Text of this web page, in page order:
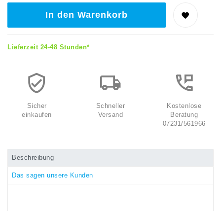
In den Warenkorb
Lieferzeit 24-48 Stunden*
Sicher
einkaufen
Schneller
Versand
Kostenlose
Beratung
07231/561966
Beschreibung
Das sagen unsere Kunden